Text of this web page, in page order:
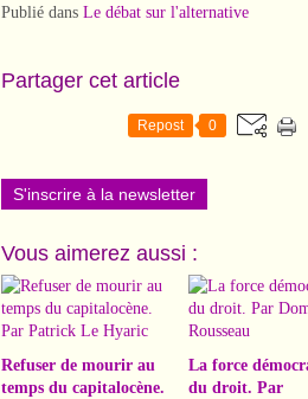
Publié dans Le débat sur l'alternative
Partager cet article
Repost 0
S'inscrire à la newsletter
Vous aimerez aussi :
Refuser de mourir au
temps du capitalocène.
La force
du droit. Par